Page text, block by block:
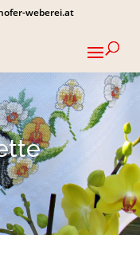
weberei.at